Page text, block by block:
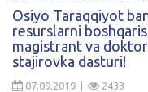
Kirish
Osiyo Taraqqiyot
resurslarni
magistrant va
stajirovka dasturi!
07.09.2019 | 2433